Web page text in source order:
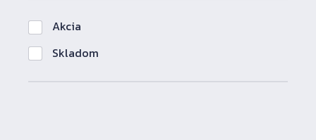
Akcia
Skladom